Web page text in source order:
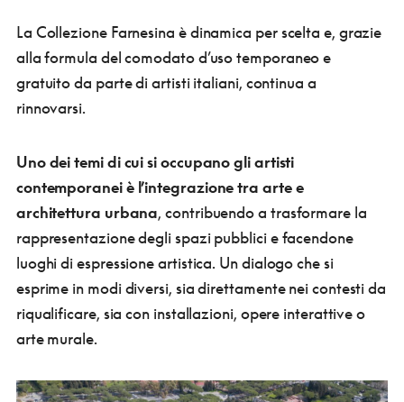
La Collezione Farnesina è dinamica per scelta e, grazie
alla formula del comodato d’uso temporaneo e
gratuito da parte di artisti italiani, continua a
rinnovarsi.
Uno dei temi di cui si occupano gli artisti
contemporanei è l’integrazione tra arte e
architettura urbana, contribuendo a trasformare la
rappresentazione degli spazi pubblici e facendone
luoghi di espressione artistica. Un dialogo che si
esprime in modi diversi, sia direttamente nei contesti da
riqualificare, sia con installazioni, opere interattive o
arte murale.